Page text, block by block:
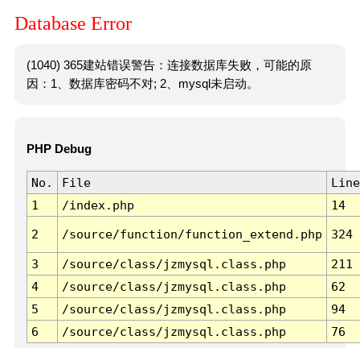
Database Error
(1040) 365建站错误警告：连接数据库失败，可能的原
因：1、数据库密码不对; 2、mysql未启动。
PHP Debug
No. File
Line
1
/index.php 14
2 /source/function/function_extend.php 324
3 /source/class/jzmysql.class.php
211
4
/source/class/jzmysql.class.php
62
5
/source/class/jzmysql.class.php
94
6
/source/class/jzmysql.class.php 76